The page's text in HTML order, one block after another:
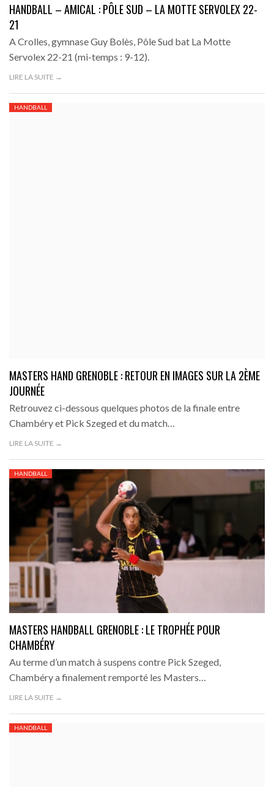
HANDBALL – AMICAL : PÔLE SUD – LA MOTTE SERVOLEX 22-
21
A Crolles, gymnase Guy Bolès, Pôle Sud bat La Motte
Servolex 22-21 (mi-temps : 9-12).
LIRE LA SUITE →
HANDBALL
MASTERS HAND GRENOBLE : RETOUR EN IMAGES SUR LA 2ÈME
JOURNÉE
Retrouvez ci-dessous quelques photos de la finale entre
Chambéry et Pick Szeged et du match…
LIRE LA SUITE →
HANDBALL
MASTERS HANDBALL GRENOBLE : LE TROPHÉE POUR
CHAMBÉRY
Au terme d’un match à suspens contre Pick Szeged,
Chambéry a finalement remporté les Masters…
LIRE LA SUITE →
HANDBALL